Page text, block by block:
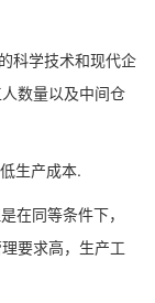
科学技术和现代企
数量以及中间仓
生产成本.
在同等条件下，
要求高，生产工